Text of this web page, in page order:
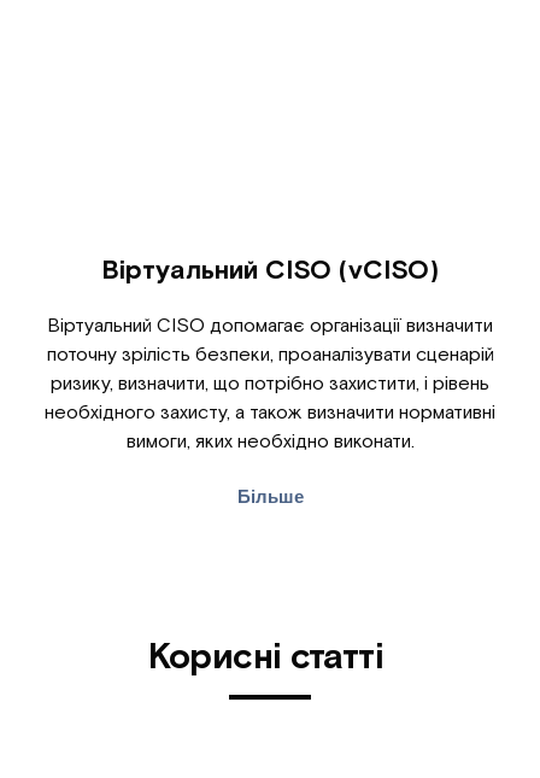
Віртуальний CISO (vCISO)
Віртуальний CISO допомагає організації визначити
поточну зрілість безпеки, проаналізувати сценарій
ризику, визначити, що потрібно захистити, і рівень
необхідного захисту, а також визначити нормативні
вимоги, яких необхідно виконати.
Більше
Корисні статті